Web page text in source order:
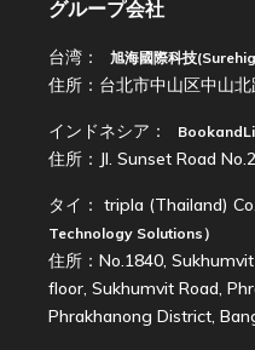
グループ会社
台湾： 旭海國際科技
住所：台北市中山区中山
インドネシア：
住所：Jl. Sunset Road
タイ： tripla (Thailand)
Technology Solutions ）
住所：No.1840,
floor, Sukhumvit Road,
Phrakhanong District,